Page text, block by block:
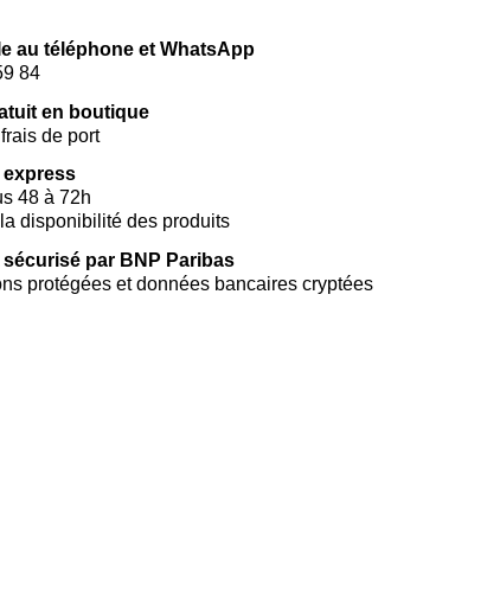
au téléphone et WhatsApp
84
en boutique
de port
express
48 à 72h
disponibilité des produits
sécurisé par BNP Paribas
protégées et données bancaires cryptées